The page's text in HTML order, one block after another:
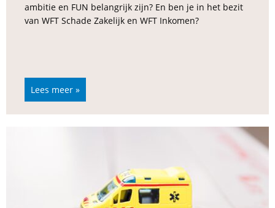
ambitie en FUN belangrijk zijn? En ben je in het bezit
van WFT Schade Zakelijk en WFT Inkomen?
Lees meer »